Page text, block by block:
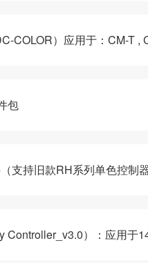
COLOR）应用于：CM-T ,
包
支持旧款RH系列单色控制器
Controller_v3.0）：应用于